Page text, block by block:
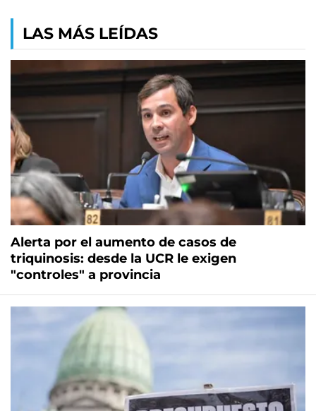
LAS MÁS LEÍDAS
Alerta por el aumento de casos de
triquinosis: desde la UCR le exigen
"controles" a provincia